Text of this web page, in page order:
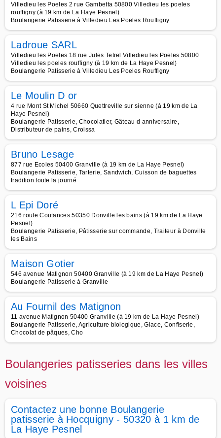
Villedieu les Poeles 2 rue Gambetta 50800 Villedieu les poeles
rouffigny (à 19 km de La Haye Pesnel)
Boulangerie Patisserie à Villedieu Les Poeles Rouffigny
Ladroue SARL
Villedieu les Poeles 18 rue Jules Tetrel Villedieu les Poeles 50800
Villedieu les poeles rouffigny (à 19 km de La Haye Pesnel)
Boulangerie Patisserie à Villedieu Les Poeles Rouffigny
Le Moulin D or
4 rue Mont St Michel 50660 Quettreville sur sienne (à 19 km de La
Haye Pesnel)
Boulangerie Patisserie, Chocolatier, Gâteau d anniversaire,
Distributeur de pains, Croissa
Bruno Lesage
877 rue Ecoles 50400 Granville (à 19 km de La Haye Pesnel)
Boulangerie Patisserie, Tarterie, Sandwich, Cuisson de baguettes
tradition toute la journé
L Epi Doré
216 route Coutances 50350 Donville les bains (à 19 km de La Haye
Pesnel)
Boulangerie Patisserie, Pâtisserie sur commande, Traiteur à Donville
les Bains
Maison Gotier
546 avenue Matignon 50400 Granville (à 19 km de La Haye Pesnel)
Boulangerie Patisserie à Granville
Au Fournil des Matignon
11 avenue Matignon 50400 Granville (à 19 km de La Haye Pesnel)
Boulangerie Patisserie, Agriculture biologique, Glace, Confiserie,
Chocolat de pâques, Cho
Boulangeries patisseries dans les villes
voisines
Contactez une bonne Boulangerie
patisserie à Hocquigny - 50320 à 1 km de
La Haye Pesnel